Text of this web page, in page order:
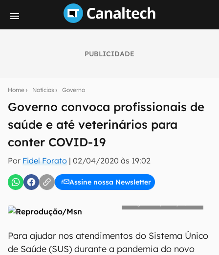
PUBLICIDADE
Home Notícias Governo
Governo convoca profissionais de
saúde e até veterinários para
conter COVID-19
Por Fidel Forato | 02/04/2020 às 19:02
Assine nossa Newsletter
notícias e reviews sobre tecnologia em primeira
E-mail
inscreva-se
Uso e Política de Privacidade do Canaltech.
Para ajudar nos atendimentos do Sistema Único
de Saúde (SUS) durante a pandemia do novo